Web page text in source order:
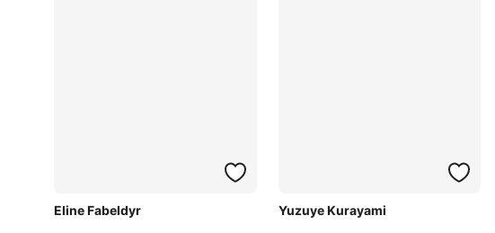
Eline Fabeldyr Yuzuye Kurayami